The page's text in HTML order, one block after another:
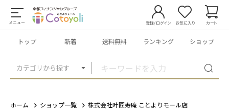
メニュー
カテゴリから探す
登録/ログイン お気に入り カート
トップ 新着 送料無料 ランキング ショップ
ホーム ショップ一覧 株式会社叶匠寿庵 ことよりモール店